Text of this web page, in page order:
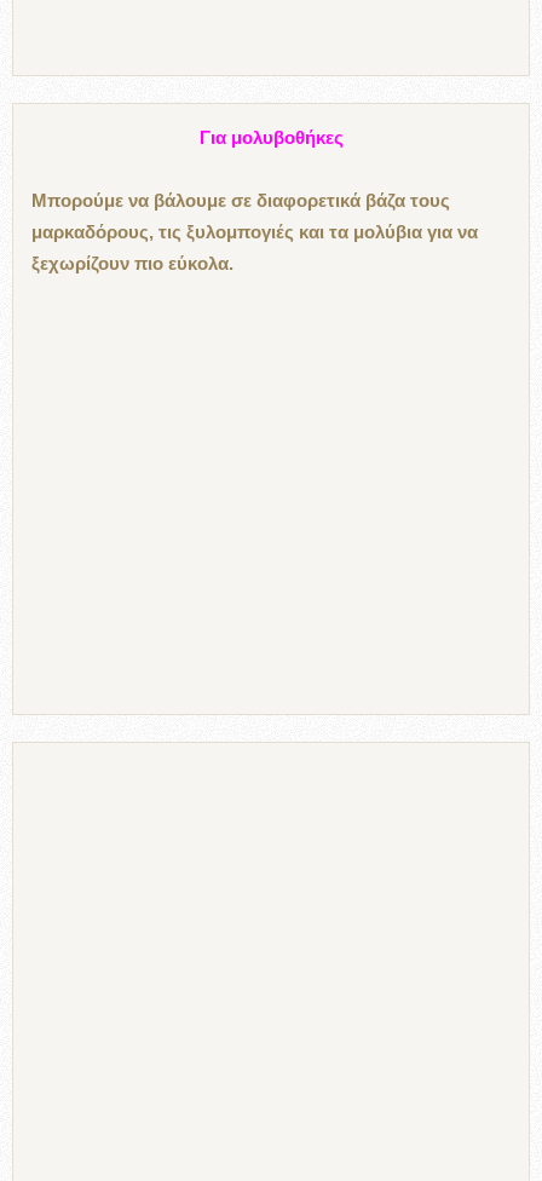
Για μολυβοθήκες
Μπορούμε να βάλουμε σε διαφορετικά βάζα τους
μαρκαδόρους, τις ξυλομπογιές και τα μολύβια για να
ξεχωρίζουν πιο εύκολα.